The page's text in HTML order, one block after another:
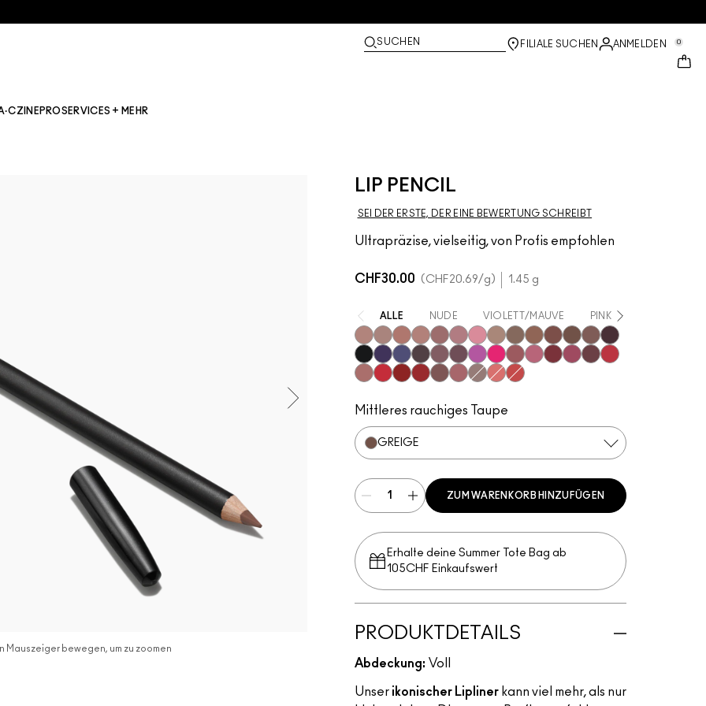
SUCHEN FILIALE SUCHEN ANMELDEN 0
PROSERVICES + MEHR
LIP PENCIL
SEI DER ERSTE, DER EINE BEWERTUNG SCHREIBT
Ultrapräzise, vielseitig, von Profis empfohlen
Mauszeiger bewegen, um zu zoomen
CHF30.00 CHF20.69/g 1.45 g
ALLE NUDE VIOLETT/MAUVE PINK
Subculture
Stripdown
Boldly Bare
SpiceWhirlDervish
Edge To Edge
OakCorkCool Spice
Beige-Turner
Greige
Chestnut
Root For Me!
Caviar
Grape Expectations
Cyber World
Nightmoth
PlumVinoMagenta
Talking Points
Sweet Talk
Soar
Mittleres rauchiges Taupe
GREIGE
ZUM WARENKORB HINZUFÜGEN
Erhalte deine Summer Tote Bag ab
105CHF Einkaufswert​
PRODUKTDETAILS
Abdeckung: Voll
Unser ikonischer Liplinerkann viel mehr, als nur